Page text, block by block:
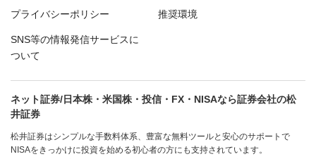
プライバシーポリシー 推奨環境
SNS等の情報発信サービスに
ついて
ネット証券/日本株・米国株・投信・FX・NISAなら証券会社の松
井証券
松井証券はシンプルな手数料体系、豊富な無料ツールと安心のサポートで
NISAをきっかけに投資を始める初心者の方にも支持されています。